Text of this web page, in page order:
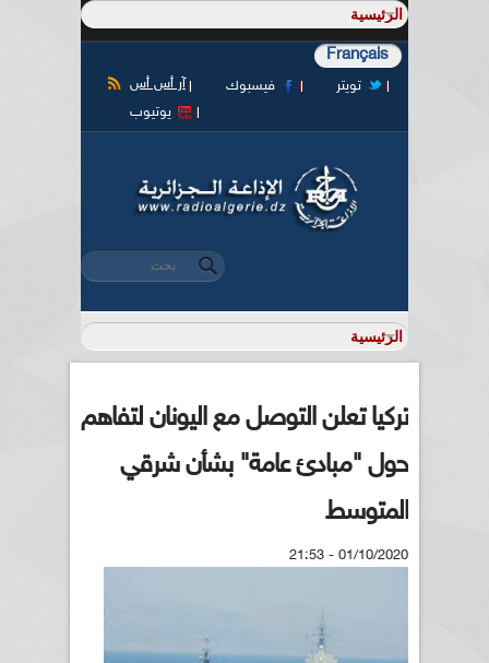
Français
آر أس أس فيسبوك
تويتر
يوتيوب
استمارة البحث
‏بحث ‏
تركيا تعلن التوصل مع اليونان لتفاهم
حول "مبادئ عامة" بشأن شرقي
المتوسط
01/10/2020 - 21:53